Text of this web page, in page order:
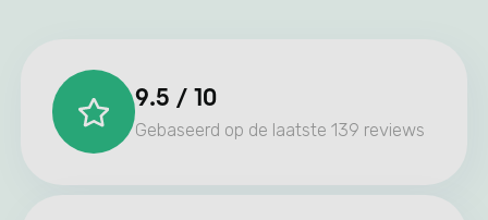
9.5 / 10
Gebaseerd op de laatste 139 reviews